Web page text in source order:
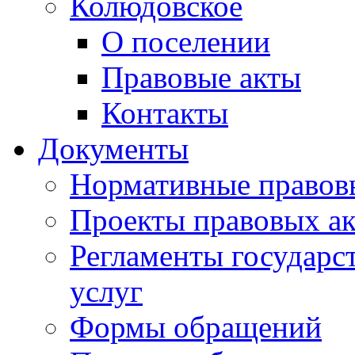
О поселении
Правовые акты
Контакты
Документы
Нормативные
Проекты правовых
Регламенты
услуг
Формы обращений